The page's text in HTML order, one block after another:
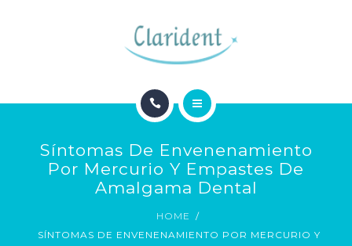
CONTACTO
Síntomas De Envenenamiento
Por Mercurio Y Empastes De
Amalgama Dental
HOME
SÍNTOMAS DE ENVENENAMIENTO POR MERCURIO Y